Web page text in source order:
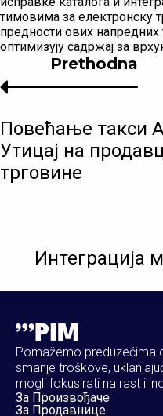
тимовима за електронску
предности ових напредних
оптимизују садржај за
Интеграција
Prethodna
Повећање такси
Утицај на
трговине
Pomažemo preduzećima
smanje troškove,
mogli fokusirati na rast i
За Произвођаче
За Продавнице